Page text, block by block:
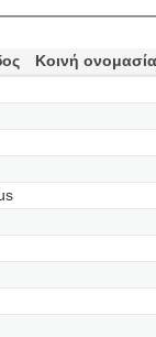
Κοινή